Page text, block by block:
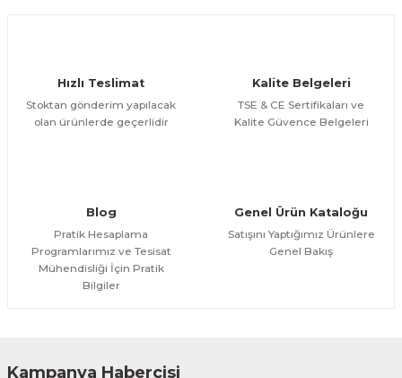
Hızlı Teslimat
Stoktan gönderim yapılacak
olan ürünlerde geçerlidir
Kalite Belgeleri
TSE & CE Sertifikaları ve
Kalite Güvence Belgeleri
Blog
Pratik Hesaplama
Programlarımız ve Tesisat
Mühendisliği İçin Pratik
Bilgiler
Genel Ürün Kataloğu
Satışını Yaptığımız Ürünlere
Genel Bakış
Kampanya Habercisi